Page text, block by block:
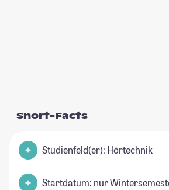
Short-Facts
Studienfeld(er): Hörtechnik
Startdatum: nur